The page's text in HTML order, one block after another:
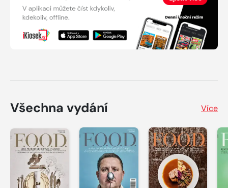
Všechna vydání Více